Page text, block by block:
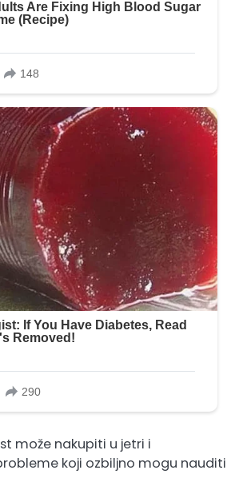
može nakupiti u jetri i
koji ozbiljno mogu nauditi